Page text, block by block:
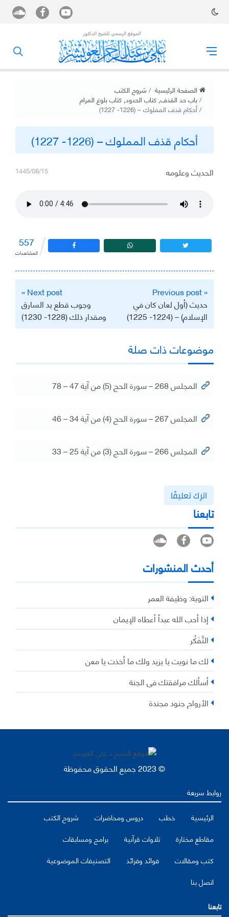
الصفحة الرئيسية شروح الكتب
باب حد القذف, كتاب الحدود, كتاب بلوغ المرام
أحكام قذف المملوك – (1226- 1227)
أحكام قذف المملوك – (1226- 1227)
1445/08/15 الحديث وعلومه
557
المشاهدات
تصفّح
المقالات
« Previous post
حديث (أول لعان كان في
الإسلام) – (1224- 1225)
Next post »
وجوب قطع يد السارق
ومقدار ذلك (1228- 1230)
موضوعات ذات صلة
المجلس 268 – سورة الحج (5) من آية 47 – 78
المجلس 267 – سورة الحج (4) من آية 34 – 46
المجلس 266 – سورة الحج (3) من آية 25 – 33
اترك تعليقًا
تابعنا
أحدث المنشورات
التوبة: وظيفة العمر
إذا أحب الله عبداً أعطاه الإيمان
التَّفَكُر
لك ما نويت يا يزيد ولك ما أخذت يا معن
أسألك مرافقتك في الجنة
الأرواح جنود مجندة
© 2023 جميع الحقوق محفوظة
روابط سريعة
الرئيسية
خطب دروس ومحاضرات
شروح الكتب
مقاطع مختارة
تلاوات قرآنية
برامج ومسابقات
كتب ومقالات
فوائد وفرائد
التصنيفات الموضوعية
اتصل بنا
تابعنا